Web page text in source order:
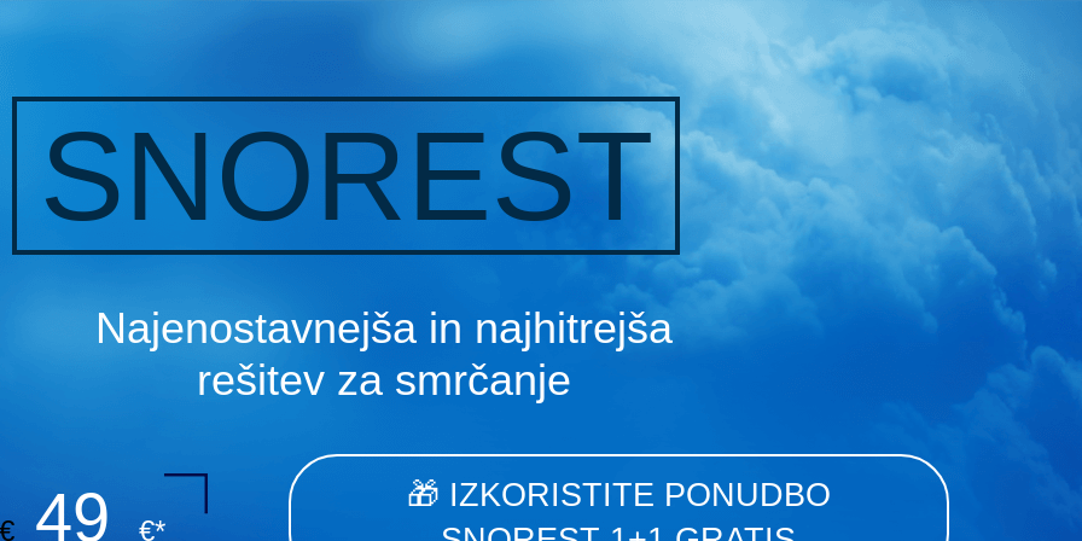
SNOREST
Najenostavnejša in najhitrejša
rešitev za smrčanje
49 €*
🎁 IZKORISTITE PONUDBO